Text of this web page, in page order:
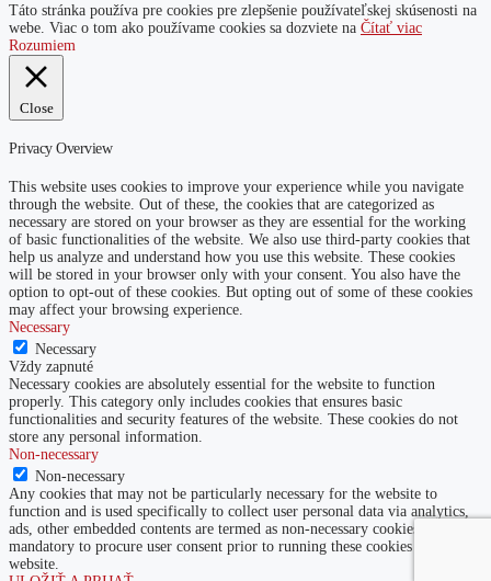
Táto stránka používa pre cookies pre zlepšenie používateľskej skúsenosti na
webe. Viac o tom ako používame cookies sa dozviete na Čítať viac
Rozumiem
Close
Privacy Overview
This website uses cookies to improve your experience while you navigate
through the website. Out of these, the cookies that are categorized as
necessary are stored on your browser as they are essential for the working
of basic functionalities of the website. We also use third-party cookies that
help us analyze and understand how you use this website. These cookies
will be stored in your browser only with your consent. You also have the
option to opt-out of these cookies. But opting out of some of these cookies
may affect your browsing experience.
Necessary
Necessary
Vždy zapnuté
Necessary cookies are absolutely essential for the website to function
properly. This category only includes cookies that ensures basic
functionalities and security features of the website. These cookies do not
store any personal information.
Non-necessary
Non-necessary
Any cookies that may not be particularly necessary for the website to
function and is used specifically to collect user personal data via analytics,
ads, other embedded contents are termed as non-necessary cookies. It is
mandatory to procure user consent prior to running these cookies on your
website.